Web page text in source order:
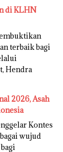
di KLHN
terbaik bagi
Hendra
2026, Asah
Kontes
wujud